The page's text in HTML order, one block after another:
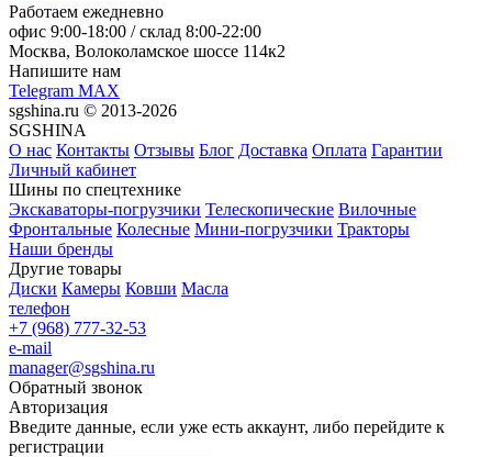
Работаем ежедневно
офис 9:00-18:00 / склад 8:00-22:00
Москва, Волоколамское шоссе 114к2
Напишите нам
Telegram MAX
sgshina.ru © 2013-2026
SGSHINA
О нас Контакты Отзывы Блог Доставка Оплата Гарантии
Личный кабинет
Шины по спецтехнике
Экскаваторы-погрузчики Телескопические Вилочные
Фронтальные Колесные Мини-погрузчики Тракторы
Наши бренды
Другие товары
Диски Камеры Ковши Масла
телефон
+7 (968) 777-32-53
e-mail
manager@sgshina.ru
Обратный звонок
Авторизация
Введите данные, если уже есть аккаунт, либо перейдите к
регистрации